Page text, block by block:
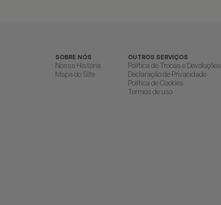
SOBRE NÓS
Nossa História
Mapa do Site
OUTROS SERVIÇOS
Política de Trocas e Devoluções
Declaração de Privacidade
Política de Cookies
Termos de uso